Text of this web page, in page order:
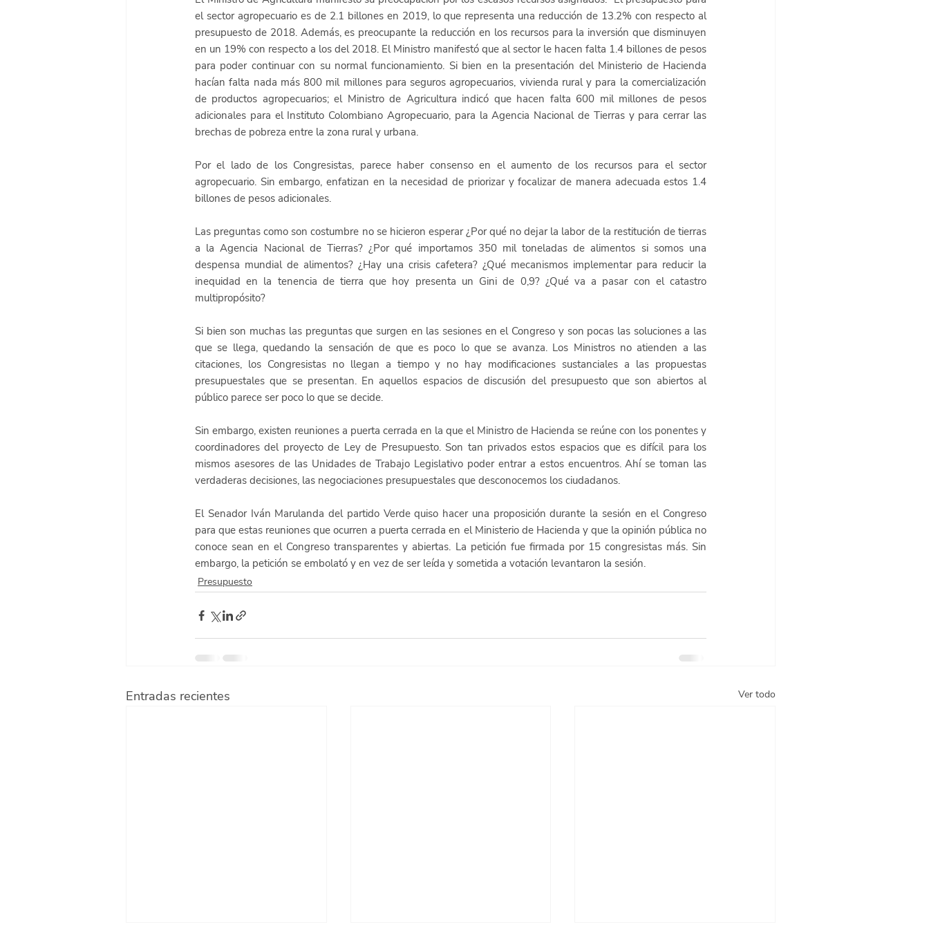
el sector agropecuario es de 2.1 billones en 2019, lo que representa una reducción de 13.2% con respecto al
presupuesto de 2018. Además, es preocupante la reducción en los recursos para la inversión que disminuyen
en un 19% con respecto a los del 2018. El Ministro manifestó que al sector le hacen falta 1.4 billones de pesos
para poder continuar con su normal funcionamiento. Si bien en la presentación del Ministerio de Hacienda
hacían falta nada más 800 mil millones para seguros agropecuarios, vivienda rural y para la comercialización
de productos agropecuarios; el Ministro de Agricultura indicó que hacen falta 600 mil millones de pesos
adicionales para el Instituto Colombiano Agropecuario, para la Agencia Nacional de Tierras y para cerrar las
brechas de pobreza entre la zona rural y urbana.
Por el lado de los Congresistas, parece haber consenso en el aumento de los recursos para el sector
agropecuario. Sin embargo, enfatizan en la necesidad de priorizar y focalizar de manera adecuada estos 1.4
billones de pesos adicionales.
Las preguntas como son costumbre no se hicieron esperar ¿Por qué no dejar la labor de la restitución de tierras
a la Agencia Nacional de Tierras? ¿Por qué importamos 350 mil toneladas de alimentos si somos una
despensa mundial de alimentos? ¿Hay una crisis cafetera? ¿Qué mecanismos implementar para reducir la
inequidad en la tenencia de tierra que hoy presenta un Gini de 0,9? ¿Qué va a pasar con el catastro
multipropósito?
Si bien son muchas las preguntas que surgen en las sesiones en el Congreso y son pocas las soluciones a las
que se llega, quedando la sensación de que es poco lo que se avanza. Los Ministros no atienden a las
citaciones, los Congresistas no llegan a tiempo y no hay modificaciones sustanciales a las propuestas
presupuestales que se presentan. En aquellos espacios de discusión del presupuesto que son abiertos al
público parece ser poco lo que se decide.
Sin embargo, existen reuniones a puerta cerrada en la que el Ministro de Hacienda se reúne con los ponentes y
coordinadores del proyecto de Ley de Presupuesto. Son tan privados estos espacios que es difícil para los
mismos asesores de las Unidades de Trabajo Legislativo poder entrar a estos encuentros. Ahí se toman las
verdaderas decisiones, las negociaciones presupuestales que desconocemos los ciudadanos.
El Senador Iván Marulanda del partido Verde quiso hacer una proposición durante la sesión en el Congreso
para que estas reuniones que ocurren a puerta cerrada en el Ministerio de Hacienda y que la opinión pública no
conoce sean en el Congreso transparentes y abiertas. La petición fue firmada por 15 congresistas más. Sin
embargo, la petición se embolató y en vez de ser leída y sometida a votación levantaron la sesión.
Presupuesto
Entradas recientes Ver todo